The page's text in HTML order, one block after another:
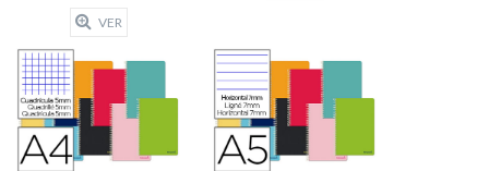
VER